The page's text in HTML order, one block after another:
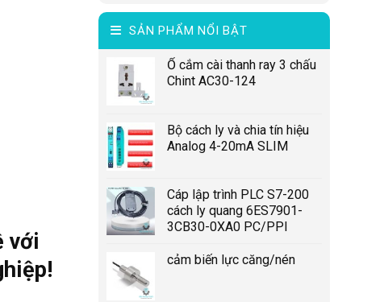
với
SẢN PHẨM NỔI BẬT
Ổ cắm cài thanh ray 3 chấu
Chint AC30-124
Bộ cách ly và chia tín hiệu
Analog 4-20mA SLIM
Cáp lập trình PLC S7-200
cách ly quang 6ES7901-
3CB30-0XA0 PC/PPI
cảm biến lực căng/nén